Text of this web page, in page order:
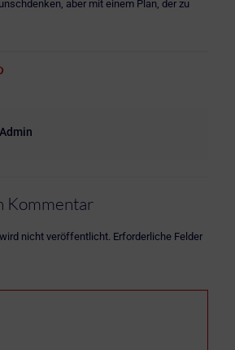
aber mit einem Plan, der zu
Admin
Kommentar
nicht veröffentlicht. Erforderliche Felder